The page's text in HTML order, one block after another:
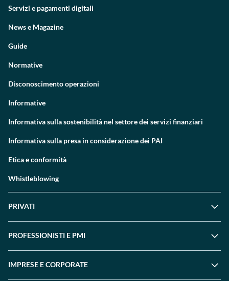
Servizi e pagamenti digitali
News e Magazine
Guide
Normative
Disconoscimento operazioni
Informative
Informativa sulla sostenibilità nel settore dei servizi finanziari
Informativa sulla presa in considerazione dei PAI
Etica e conformità
Whistleblowing
PRIVATI
PROFESSIONISTI E PMI
IMPRESE E CORPORATE